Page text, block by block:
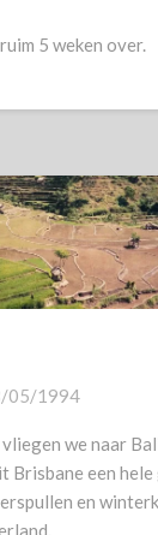
5 weken over.
05/1994
we naar
Brisbane een
en